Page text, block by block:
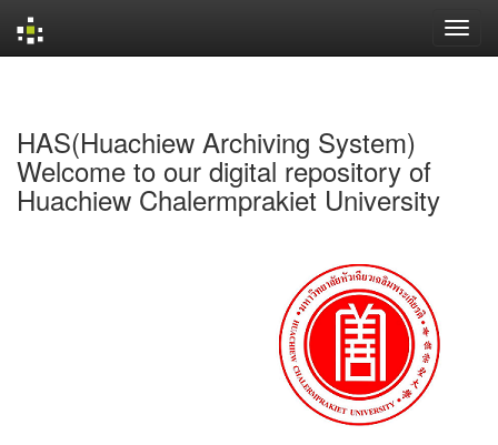
HAS(Huachiew Archiving System)
Welcome to our digital repository of
Huachiew Chalermprakiet University